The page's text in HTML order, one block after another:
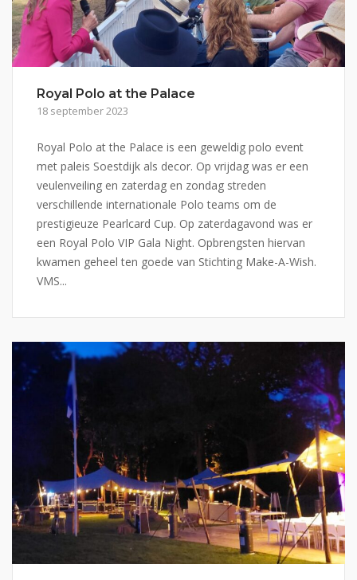
Royal Polo at the Palace
18 september 2023
Royal Polo at the Palace is een geweldig polo event
met paleis Soestdijk als decor. Op vrijdag was er een
veulenveiling en zaterdag en zondag streden
verschillende internationale Polo teams om de
prestigieuze Pearlcard Cup. Op zaterdagavond was er
een Royal Polo VIP Gala Night. Opbrengsten hiervan
kwamen geheel ten goede van Stichting Make-A-Wish.
VMS...